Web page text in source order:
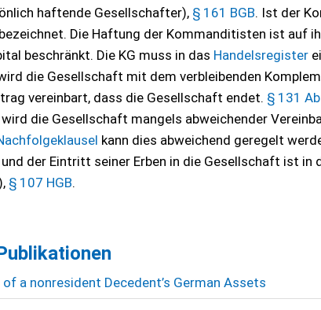
haftende Gesellschafter), § 161 BGB. Ist der
bezeichnet. Die Haftung der Kommanditisten ist auf
beschränkt. Die KG muss in das Handelsregister
die Gesellschaft mit dem verbleibenden
vereinbart, dass die Gesellschaft endet. § 131
die Gesellschaft mangels abweichender
kann dies abweichend geregelt
der Eintritt seiner Erben in die Gesellschaft ist in
§ 107 HGB.
a nonresident Decedent’s German Assets